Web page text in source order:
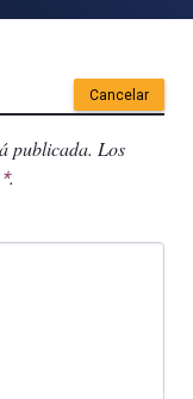
Cancelar
publicada. Los
*.